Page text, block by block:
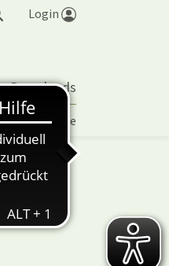
Login
Downloads
Turniere